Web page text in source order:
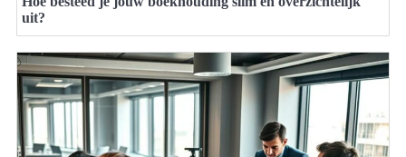
uit?